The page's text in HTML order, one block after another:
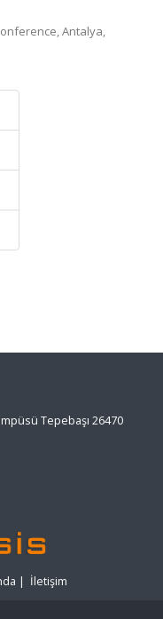
Antalya,
Tepebaşı 26470
| İletişim